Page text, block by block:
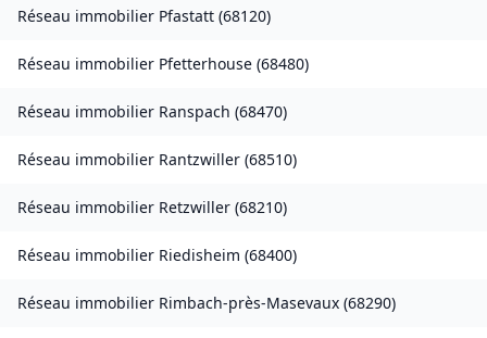
Réseau immobilier Pfastatt (68120)
Réseau immobilier Pfetterhouse (68480)
Réseau immobilier Ranspach (68470)
Réseau immobilier Rantzwiller (68510)
Réseau immobilier Retzwiller (68210)
Réseau immobilier Riedisheim (68400)
Réseau immobilier Rimbach-près-Masevaux (68290)